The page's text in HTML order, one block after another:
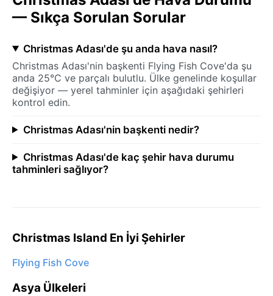
— Sıkça Sorulan Sorular
Christmas Adası'de şu anda hava nasıl?
Christmas Adası'nin başkenti Flying Fish Cove'da şu
anda 25°C ve parçalı bulutlu. Ülke genelinde koşullar
değişiyor — yerel tahminler için aşağıdaki şehirleri
kontrol edin.
Christmas Adası'nin başkenti nedir?
Christmas Adası'de kaç şehir hava durumu
tahminleri sağlıyor?
Christmas Island En İyi Şehirler
Flying Fish Cove
Asya Ülkeleri